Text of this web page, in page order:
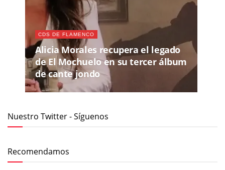
CDS DE FLAMENCO
Alicia Morales recupera el legado
de El Mochuelo en su tercer álbum
de cante jondo
Nuestro Twitter - Síguenos
Recomendamos